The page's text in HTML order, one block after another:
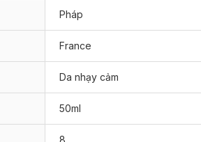
và hạn chế kích ứng.
môi trường, ổn định lại tình trạng cân bằng của
sự trao đổi giữa các tế bào, tăng khả năng
Pháp
France
Da nhạy cảm
50ml
8